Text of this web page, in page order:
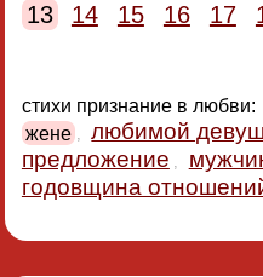
13
14 15 16 17
стихи признание в любви:
жене , любимой
предложение ,
годовщина